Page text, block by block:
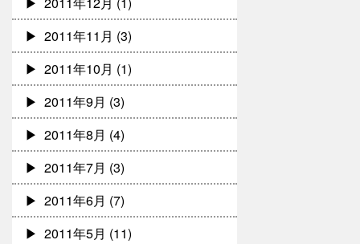
2011年11月 (3)
2011年10月 (1)
2011年9月 (3)
2011年8月 (4)
2011年7月 (3)
2011年6月 (7)
2011年5月 (11)